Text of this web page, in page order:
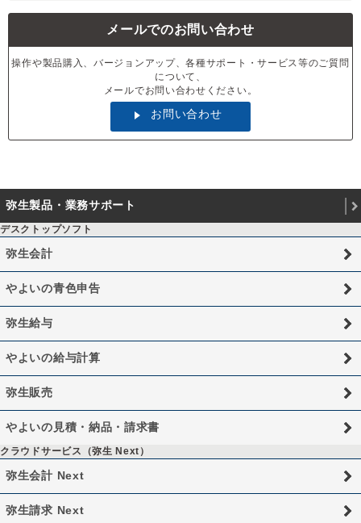
メールでのお問い合わせ
操作や製品購入、バージョンアップ、各種サポート・サービス等のご質問
について、
メールでお問い合わせください。
お問い合わせ
弥生製品・業務サポート
デスクトップソフト
弥生会計
やよいの青色申告
弥生給与
やよいの給与計算
弥生販売
やよいの見積・納品・請求書
クラウドサービス（弥生 Next）
弥生会計 Next
弥生請求 Next